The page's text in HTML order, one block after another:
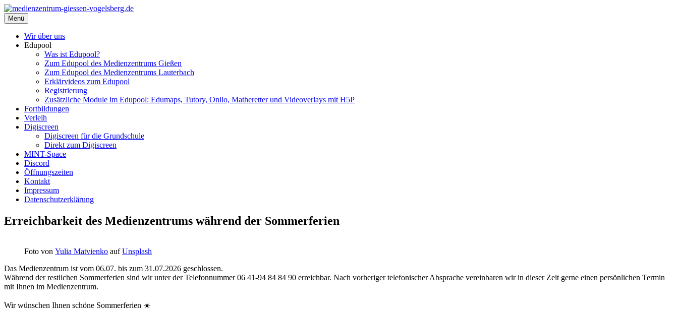
Zum
Inhalt
springen
medienzentrum-giessen-vogelsberg.de
Regionales Medienzentrum Gießen-Vogelsberg
Menü
Wir über uns
Edupool
Was ist Edupool?
Zum Edupool des Medienzentrums Gießen
Zum Edupool des Medienzentrums Lauterbach
Erklärvideos zum Edupool
Registrierung
Zusätzliche Module im Edupool: Edumaps, Tutory, Onilo, Matheretter und Videoverlays mit H5P
Fortbildungen
Verleih
Digiscreen
Digiscreen für die Grundschule
Direkt zum Digiscreen
MINT-Space
Discord
Öffnungszeiten
Kontakt
Impressum
Datenschutzerklärung
Erreichbarkeit des Medienzentrums während der Sommerferien
Foto von Yulia Matvienko aufUnsplash
Das Medienzentrum ist vom 06.07. bis zum 31.07.2026 geschlossen.
Während der restlichen Sommerferien sind wir unter der Telefonnummer 06 41-94 84 84 90 erreichbar. Nach vorheriger telefonischer Absprache vereinbaren wir in dieser Zeit gerne einen persönlichen Termin
mit Ihnen im Medienzentrum.
Wir wünschen Ihnen schöne Sommerferien ☀️